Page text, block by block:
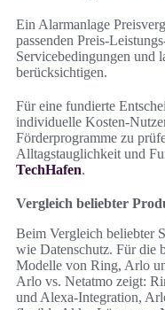
Ein Alarmanlage
passenden Preis-
Servicebedingungen und
berücksichtigen.
Für eine fundierte
individuelle Kosten-
Förderprogramme zu
Alltagstauglichkeit und
TechHafen.
Vergleich beliebter
Beim Vergleich beliebter
wie Datenschutz. Für die
Modelle von Ring, Arlo
Arlo vs. Netatmo zeigt:
und Alexa-Integration,